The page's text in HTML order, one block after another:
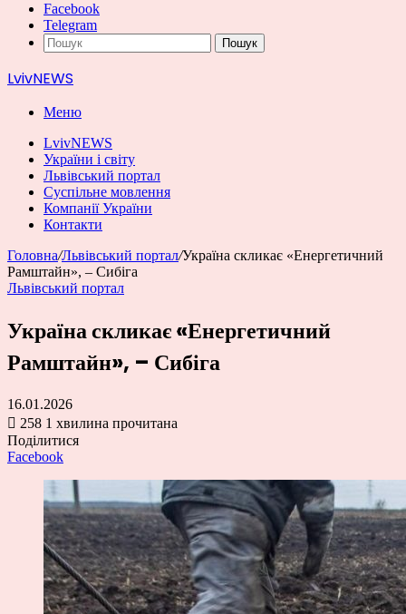
Facebook
Telegram
Пошук
LvivNEWS
Меню
LvivNEWS
України і світу
Львівський портал
Суспільне мовлення
Компанії України
Контакти
Головна/Львівський портал/Україна скликає «Енергетичний
Рамштайн», – Сибіга
Львівський портал
Україна скликає «Енергетичний
Рамштайн», – Сибіга
16.01.2026
258 1 хвилина прочитана
Поділитися
Facebook